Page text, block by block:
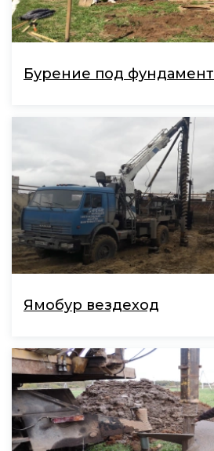
Бурение под фундамент
Ямобур вездеход